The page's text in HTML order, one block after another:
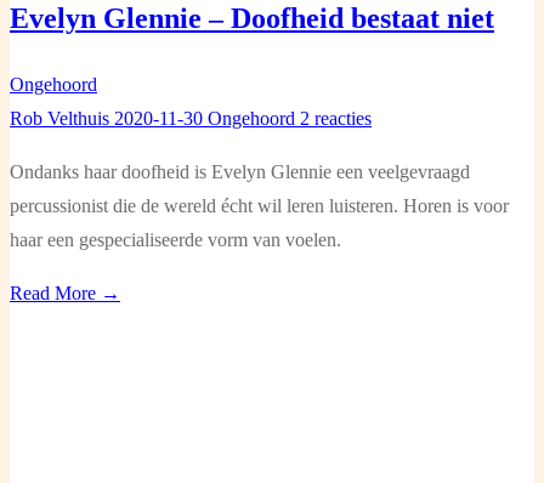
Evelyn Glennie – Doofheid bestaat niet
Ongehoord
Rob Velthuis 2020-11-30 Ongehoord 2 reacties
Ondanks haar doofheid is Evelyn Glennie een veelgevraagd
percussionist die de wereld écht wil leren luisteren. Horen is voor
haar een gespecialiseerde vorm van voelen.
Read More →